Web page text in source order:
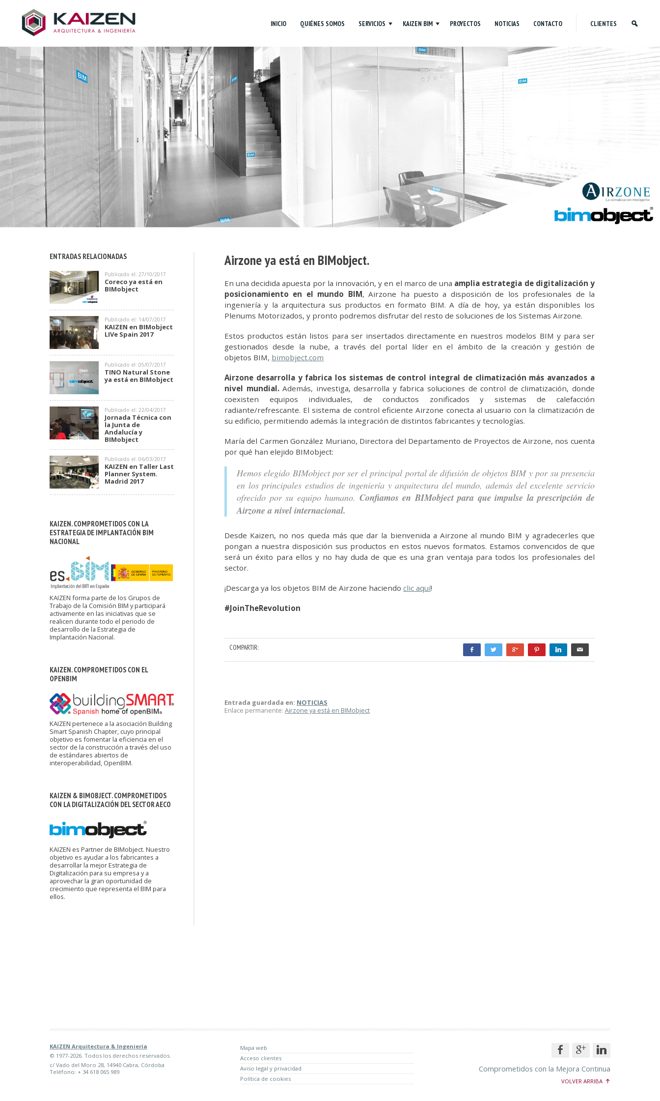
INICIO QUIÉNES SOMOS SERVICIOS KAIZEN BIM PROYECTOS NOTICIAS CONTACTO CLIENTES
Airzone ya está en BIMobject.
En una decidida apuesta por la innovación, y en el marco de una amplia estrategia de digitalización y
posicionamiento en el mundo BIM, Airzone ha puesto a disposición de los profesionales de la
ingeniería y la arquitectura sus productos en formato BIM. A día de hoy, ya están disponibles los
Plenums Motorizados, y pronto podremos disfrutar del resto de soluciones de los Sistemas Airzone.
Estos productos están listos para ser insertados directamente en nuestros modelos BIM y para ser
gestionados desde la nube, a través del portal líder en el ámbito de la creación y gestión de
objetos BIM, bimobject.com
Airzone desarrolla y fabrica los sistemas de control integral de climatización más avanzados a
nivel mundial.Además, investiga, desarrolla y fabrica soluciones de control de climatización, donde
coexisten equipos individuales, de conductos zonificados y sistemas de calefacción
radiante/refrescante. El sistema de control eficiente Airzone conecta al usuario con la climatización de
su edificio, permitiendo además la integración de distintos fabricantes y tecnologías.
María del Carmen González Muriano, Directora del Departamento de Proyectos de Airzone, nos cuenta
por qué han elejido BIMobject:
Hemos elegido BIMobject por ser el principal portal de difusión de objetos BIM y por su presencia
en los principales estudios de ingeniería y arquitectura del mundo, además del excelente servicio
ofrecido por su equipo humano. Confiamos en BIMobject para que impulse la prescripción de
Airzone a nivel internacional.
Desde Kaizen, no nos queda más que dar la bienvenida a Airzone al mundo BIM y agradecerles que
pongan a nuestra disposición sus productos en estos nuevos formatos. Estamos convencidos de que
será un éxito para ellos y no hay duda de que es una gran ventaja para todos los profesionales del
sector.
¡Descarga ya los objetos BIM de Airzone haciendo clic aquí!
#JoinTheRevolution
COMPARTIR:
Entrada guardada en: NOTICIAS
Enlace permanente: Airzone ya está en BIMobject
ENTRADAS RELACIONADAS
Publicado el: 27/10/2017
Coreco ya está en
BIMobject
Publicado el: 14/07/2017
KAIZEN en BIMobject
LIVe Spain 2017
Publicado el: 05/07/2017
TINO Natural Stone
ya está en BIMobject
Publicado el: 22/04/2017
Jornada Técnica con
la Junta de
Andalucía y
BIMobject
Publicado el: 06/03/2017
KAIZEN en Taller Last
Planner System.
Madrid 2017
KAIZEN. COMPROMETIDOS CON LA
ESTRATEGIA DE IMPLANTACIÓN BIM
NACIONAL
KAIZEN forma parte de los Grupos de
Trabajo de la Comisión BIM y participará
activamente en las iniciativas que se
realicen durante todo el periodo de
desarrollo de la Estrategia de
Implantación Nacional.
KAIZEN. COMPROMETIDOS CON EL
OPENBIM
KAIZEN pertenece a la asociación Building
Smart Spanish Chapter, cuyo principal
objetivo es fomentar la eficiencia en el
sector de la construcción a través del uso
de estándares abiertos de
interoperabilidad, OpenBIM.
KAIZEN & BIMOBJECT. COMPROMETIDOS
CON LA DIGITALIZACIÓN DEL SECTOR AECO
KAIZEN es Partner de BIMobject. Nuestro
objetivo es ayudar a los fabricantes a
desarrollar la mejor Estrategia de
Digitalización para su empresa y a
aprovechar la gran oportunidad de
crecimiento que representa el BIM para
ellos.
KAIZEN Arquitectura & Ingeniería
© 1977-2026. Todos los derechos reservados.
c/ Vado del Moro 28, 14940 Cabra, Córdoba
Teléfono: + 34 618 065 989
Mapa web
Acceso clientes
Aviso legal y privacidad
Política de cookies
Comprometidos con la Mejora Continua
VOLVER ARRIBA